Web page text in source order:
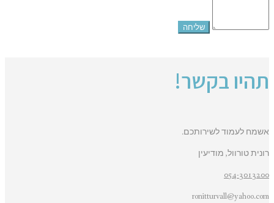
תהיו בקשר!
אשמח לעמוד לשירותכם.
רונית טורוול, מודיעין
054-3013200
ronitturvall@yahoo.com